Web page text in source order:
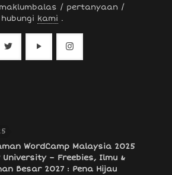
/ pertanyaan /
kami .
WordCamp Malaysia 2025
University – Freebies, Ilmu &
Besar 2027 : Pena Hijau